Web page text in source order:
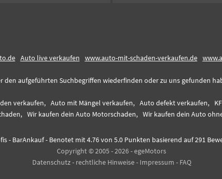
Auto live verkaufen www.auto-mit-schaden-verkaufen.de
den aufgeführten Suchbegriffen wiederfinden oder zu uns gefunden
verkaufen, Auto mit Mängel verkaufen, Auto defekt verkaufen,
Wir kaufen dein Auto Motorschaden, Wir kaufen dein Auto
- BarAnkauf- Benotet mit4.76von 5.0 Punkten basierend auf291
Copyright © 2005 - 2026 - egeMotors
Datenschutz- rechtliche Hinweise- Impressum - FAQ